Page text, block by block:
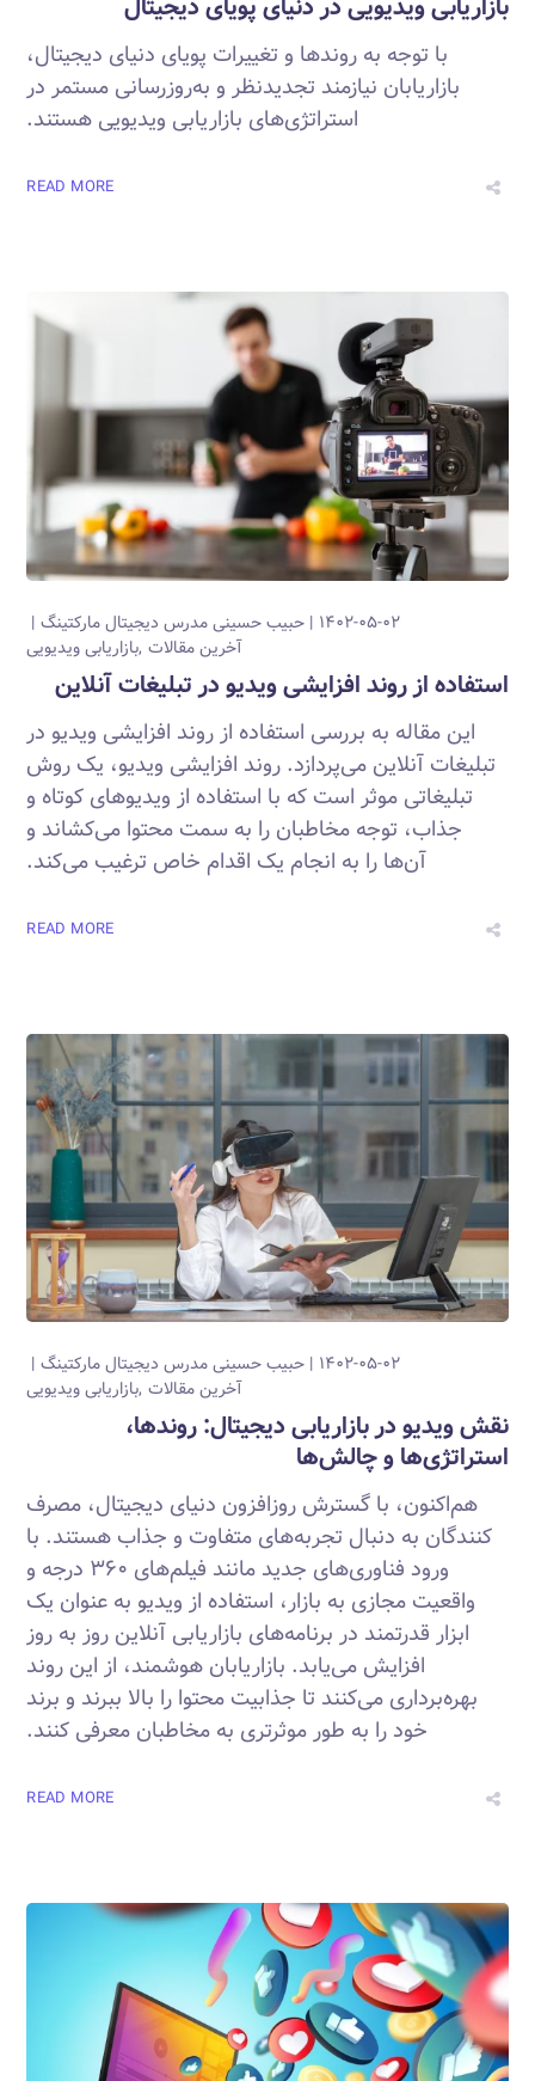
بازاریابی ویدیویی در دنیای پویای دیجیتال
با توجه به روندها و تغییرات پویای دنیای دیجیتال،
بازاریابان نیازمند تجدیدنظر و به‌روزرسانی مستمر در
استراتژی‌های بازاریابی ویدیویی هستند.
READ MORE
۱۴۰۲-۰۵-۰۲ حبیب حسینیمدرس دیجیتال مارکتینگ
آخرین مقالات بازاریابی ویدیویی
استفاده از روند افزایشی ویدیو در تبلیغات آنلاین
این مقاله به بررسی استفاده از روند افزایشی ویدیو در
تبلیغات آنلاین می‌پردازد. روند افزایشی ویدیو، یک روش
تبلیغاتی موثر است که با استفاده از ویدیوهای کوتاه و
جذاب، توجه مخاطبان را به سمت محتوا می‌کشاند و
آن‌ها را به انجام یک اقدام خاص ترغیب می‌کند.
READ MORE
۱۴۰۲-۰۵-۰۲ حبیب حسینیمدرس دیجیتال مارکتینگ
آخرین مقالات بازاریابی ویدیویی
نقش ویدیو در بازاریابی دیجیتال: روندها،
استراتژی‌ها و چالش‌ها
هم‌اکنون، با گسترش روزافزون دنیای دیجیتال، مصرف
کنندگان به دنبال تجربه‌های متفاوت و جذاب هستند. با
ورود فناوری‌های جدید مانند فیلم‌های ۳۶۰ درجه و
واقعیت مجازی به بازار، استفاده از ویدیو به عنوان یک
ابزار قدرتمند در برنامه‌های بازاریابی آنلاین روز به روز
افزایش می‌یابد. بازاریابان هوشمند، از این روند
بهره‌برداری می‌کنند تا جذابیت محتوا را بالا ببرند و برند
خود را به طور موثر‌تری به مخاطبان معرفی کنند.
READ MORE